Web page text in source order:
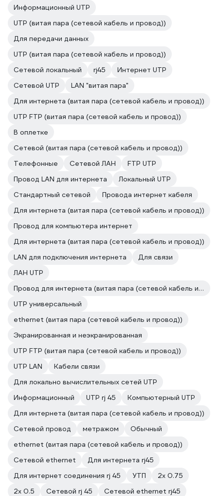
Информационный UTP
UTP (витая пара (сетевой кабель и провод))
Для передачи данных
UTP (витая пара (сетевой кабель и провод))
Сетевой локальный
rj45
Интернет UTP
Сетевой UTP
LAN "витая пара"
Для интернета (витая пара (сетевой кабель и провод))
UTP FTP (витая пара (сетевой кабель и провод))
В оплетке
Сетевой (витая пара (сетевой кабель и провод))
Телефонные
Сетевой ЛАН
FTP UTP
Провод LAN для интернета
Локальный UTP
Стандартный сетевой
Провода интернет кабеля
Для интернета (витая пара (сетевой кабель и провод))
Провод для компьютера интернет
Для интернета (витая пара (сетевой кабель и провод))
LAN для подключения интернета
Для связи
ЛАН UTP
Провод для интернета (витая пара (сетевой кабель и провод))
UTP универсальный
ethernet (витая пара (сетевой кабель и провод))
Экранированная и неэкранированная
UTP FTP (витая пара (сетевой кабель и провод))
UTP LAN
Кабели связи
Для локально вычислительных сетей UTP
Информационный
UTP rj 45
Компьютерный UTP
Для интернета (витая пара (сетевой кабель и провод))
Сетевой провод
метражом
Обычный
ethernet (витая пара (сетевой кабель и провод))
Сетевой ethernet
Для интернета rj45
Для интернет соединения rj 45
УТП
2х 0.75
2х 0.5
Сетевой rj 45
Сетевой ethernet rj45